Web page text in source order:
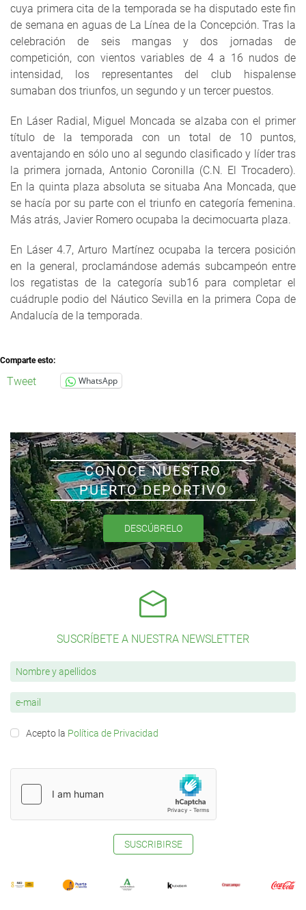
cuya primera cita de la temporada se ha disputado este fin
de semana en aguas de La Línea de la Concepción. Tras la
celebración de seis mangas y dos jornadas de
competición, con vientos variables de 4 a 16 nudos de
intensidad, los representantes del club hispalense
sumaban dos triunfos, un segundo y un tercer puestos.
En Láser Radial, Miguel Moncada se alzaba con el primer
título de la temporada con un total de 10 puntos,
aventajando en sólo uno al segundo clasificado y líder tras
la primera jornada, Antonio Coronilla (C.N. El Trocadero).
En la quinta plaza absoluta se situaba Ana Moncada, que
se hacía por su parte con el triunfo en categoría femenina.
Más atrás, Javier Romero ocupaba la decimocuarta plaza.
En Láser 4.7, Arturo Martínez ocupaba la tercera posición
en la general, proclamándose además subcampeón entre
los regatistas de la categoría sub16 para completar el
cuádruple podio del Náutico Sevilla en la primera Copa de
Andalucía de la temporada.
Comparte esto:
Tweet WhatsApp
CONOCE NUESTRO
PUERTO DEPORTIVO
DESCÚBRELO
SUSCRÍBETE A NUESTRA NEWSLETTER
Acepto la Política de Privacidad
SUSCRIBIRSE